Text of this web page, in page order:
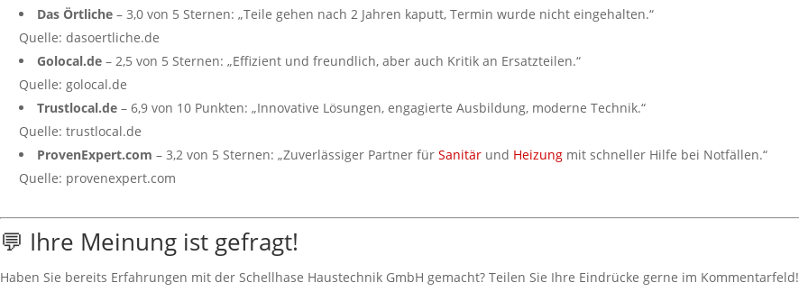
Das Örtliche – 3,0 von 5 Sternen: „Teile gehen nach 2 Jahren kaputt, Termin wurde nicht eingehalten.“
Quelle: dasoertliche.de
Golocal.de – 2,5 von 5 Sternen: „Effizient und freundlich, aber auch Kritik an Ersatzteilen.“
Quelle: golocal.de
Trustlocal.de – 6,9 von 10 Punkten: „Innovative Lösungen, engagierte Ausbildung, moderne Technik.“
Quelle: trustlocal.de
ProvenExpert.com – 3,2 von 5 Sternen: „Zuverlässiger Partner für Sanitär und Heizung mit schneller Hilfe bei Notfällen.“
Quelle: provenexpert.com
💬 Ihre Meinung ist gefragt!
Haben Sie bereits Erfahrungen mit der Schellhase Haustechnik GmbH gemacht? Teilen Sie Ihre Eindrücke gerne im Kommentarfeld!